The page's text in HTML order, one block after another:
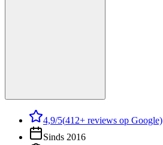
4,9/5(412+ reviews op Google)
Sinds 2016